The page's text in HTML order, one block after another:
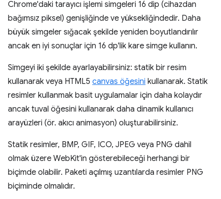
Chrome'daki tarayıcı işlemi simgeleri 16 dip (cihazdan
bağımsız piksel) genişliğinde ve yüksekliğindedir. Daha
büyük simgeler sığacak şekilde yeniden boyutlandırılır
ancak en iyi sonuçlar için 16 dp'lik kare simge kullanın.
Simgeyi iki şekilde ayarlayabilirsiniz: statik bir resim
kullanarak veya HTML5 canvas öğesini kullanarak. Statik
resimler kullanmak basit uygulamalar için daha kolaydır
ancak tuval öğesini kullanarak daha dinamik kullanıcı
arayüzleri (ör. akıcı animasyon) oluşturabilirsiniz.
Statik resimler, BMP, GIF, ICO, JPEG veya PNG dahil
olmak üzere WebKit'in gösterebileceği herhangi bir
biçimde olabilir. Paketi açılmış uzantılarda resimler PNG
biçiminde olmalıdır.